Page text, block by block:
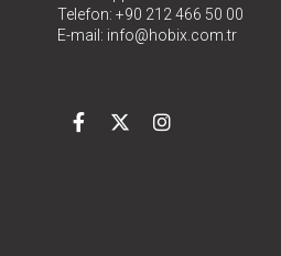
Telefon: +90 212 466 50 00
E-mail: info@hobix.com.tr